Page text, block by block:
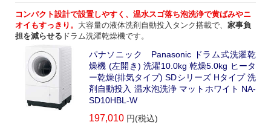
コンパクト設計で設置しやすく、温水スゴ落ち泡洗浄で黄ばみやニ
オイもすっきり。 大容量の液体洗剤自動投入タンク搭載で、 家事負
担を減らせる ドラム洗濯乾燥機です。
パナソニック Panasonic ドラム式洗濯乾
燥機 (左開き) 洗濯10.0kg 乾燥5.0kg ヒータ
ー乾燥(排気タイプ) SDシリーズ Hタイプ 洗
剤自動投入 温水泡洗浄 マットホワイト NA-
SD10HBL-W
197,010 円(税込)